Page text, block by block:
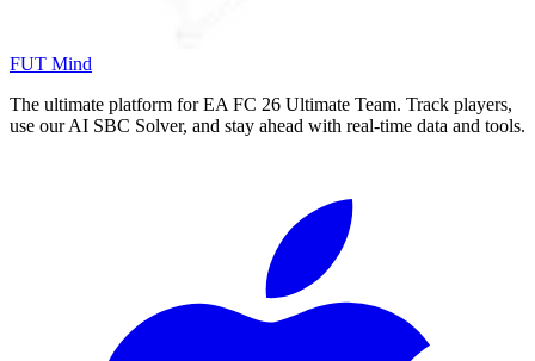
FUT Mind
The ultimate platform for EA FC 26 Ultimate Team. Track players,
use our AI SBC Solver, and stay ahead with real-time data and tools.